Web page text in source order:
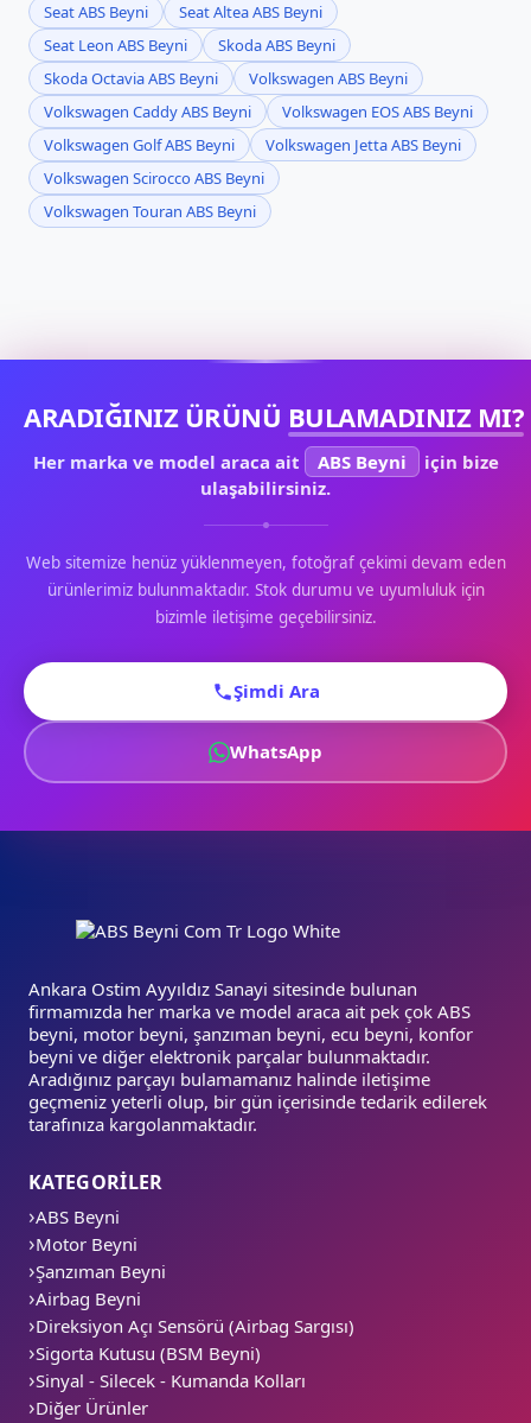
Seat ABS Beyni
Seat Altea ABS Beyni
Seat Leon ABS Beyni
Skoda ABS Beyni
Skoda Octavia ABS Beyni
Volkswagen ABS Beyni
Volkswagen Caddy ABS Beyni
Volkswagen EOS ABS Beyni
Volkswagen Golf ABS Beyni
Volkswagen Jetta ABS Beyni
Volkswagen Scirocco ABS Beyni
Volkswagen Touran ABS Beyni
ARADIĞINIZ ÜRÜNÜ BULAMADINIZ MI?
Her marka ve model araca ait ABS Beyni
için bize
ulaşabilirsiniz.
Web sitemize henüz yüklenmeyen, fotoğraf çekimi devam eden
ürünlerimiz bulunmaktadır. Stok durumu ve uyumluluk için
bizimle iletişime geçebilirsiniz.
Şimdi Ara
WhatsApp
Ankara Ostim Ayyıldız Sanayi sitesinde bulunan
firmamızda her marka ve model araca ait pek çok ABS
beyni, motor beyni, şanzıman beyni, ecu beyni, konfor
beyni ve diğer elektronik parçalar bulunmaktadır.
Aradığınız parçayı bulamamanız halinde iletişime
geçmeniz yeterli olup, bir gün içerisinde tedarik edilerek
tarafınıza kargolanmaktadır.
KATEGORİLER
ABS Beyni
Motor Beyni
Şanzıman Beyni
Airbag Beyni
Direksiyon Açı Sensörü (Airbag Sargısı)
Sigorta Kutusu (BSM Beyni)
Sinyal - Silecek - Kumanda Kolları
Diğer Ürünler